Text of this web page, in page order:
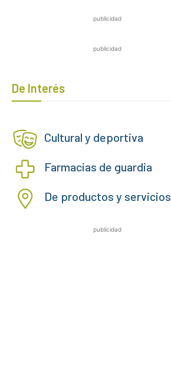
publicidad
publicidad
De Interés
Cultural y deportiva
Farmacias de guardia
De productos y servicios
publicidad